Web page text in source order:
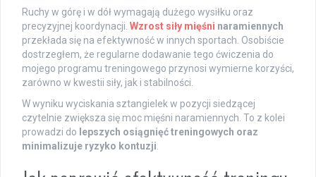
Ruchy w górę i w dół wymagają dużego wysiłku oraz
precyzyjnej koordynacji. Wzrost siły mięśni naramiennych
przekłada się na efektywność w innych sportach. Osobiście
dostrzegłem, że regularne dodawanie tego ćwiczenia do
mojego programu treningowego przynosi wymierne korzyści,
zarówno w kwestii siły, jak i stabilności.
W wyniku wyciskania sztangielek w pozycji siedzącej
czytelnie zwiększa się moc mięśni naramiennych. To z kolei
prowadzi do lepszych osiągnięć treningowych oraz
minimalizuje ryzyko kontuzji